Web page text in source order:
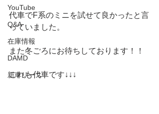
YouTube
Q&A
在庫情報
DAMD
新車リース
代車でF系のミニを試せて良かったと言
っていました。
また冬ごろにお待ちしております！！
これも代車です↓↓↓